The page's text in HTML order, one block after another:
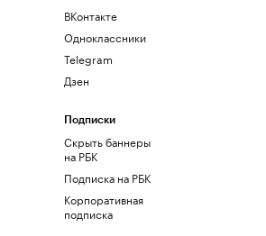
ВКонтакте
Одноклассники
Telegram
Дзен
Подписки
Скрыть баннеры
на РБК
Подписка на РБК
Корпоративная
подписка